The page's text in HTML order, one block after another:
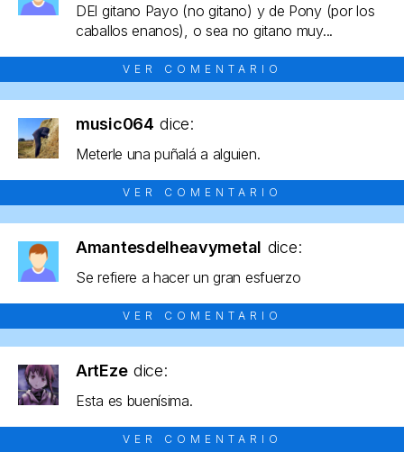
DEl gitano Payo (no gitano) y de Pony (por los
caballos enanos), o sea no gitano muy...
VER COMENTARIO
music064 dice:
Meterle una puñalá a alguien.
VER COMENTARIO
Amantesdelheavymetal dice:
Se refiere a hacer un gran esfuerzo
VER COMENTARIO
ArtEze dice:
Esta es buenísima.
VER COMENTARIO